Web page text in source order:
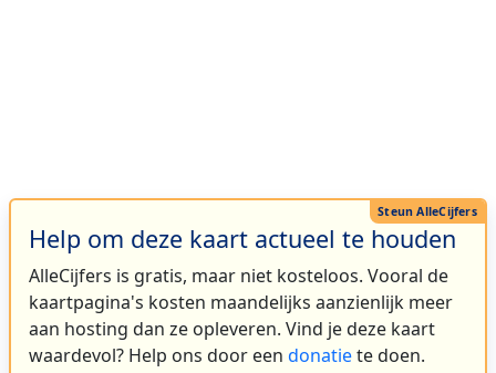
Help om deze kaart actueel te houden
AlleCijfers is gratis, maar niet kosteloos. Vooral de
kaartpagina's kosten maandelijks aanzienlijk meer
aan hosting dan ze opleveren. Vind je deze kaart
waardevol? Help ons door een donatiete doen.